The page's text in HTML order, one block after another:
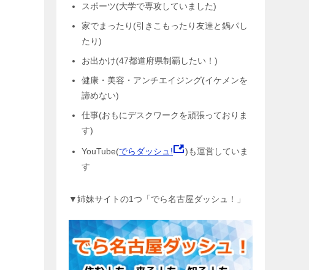
スポーツ(大学で専攻していました)
家でまったり(引きこもったり友達と鍋パし
たり)
お出かけ(47都道府県制覇したい！)
健康・美容・アンチエイジング(イケメンを
諦めない)
仕事(おもにデスクワークを頑張っておりま
す)
YouTube(でらダッシュ!
)も運営していま
す
▼姉妹サイトの1つ「でら名古屋ダッシュ！」